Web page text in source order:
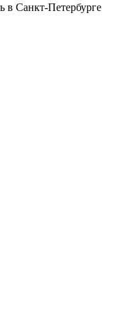
в Санкт-Петербурге